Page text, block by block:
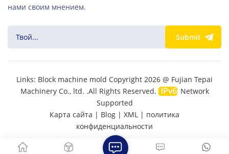
нами своим мнением.
Submit
Links: Block machine mold Copyright 2026 @ Fujian Tepai
Machinery Co., ltd. .All Rights Reserved.
Network
Supported
Карта сайта | Blog | XML | политика
конфиденциальности